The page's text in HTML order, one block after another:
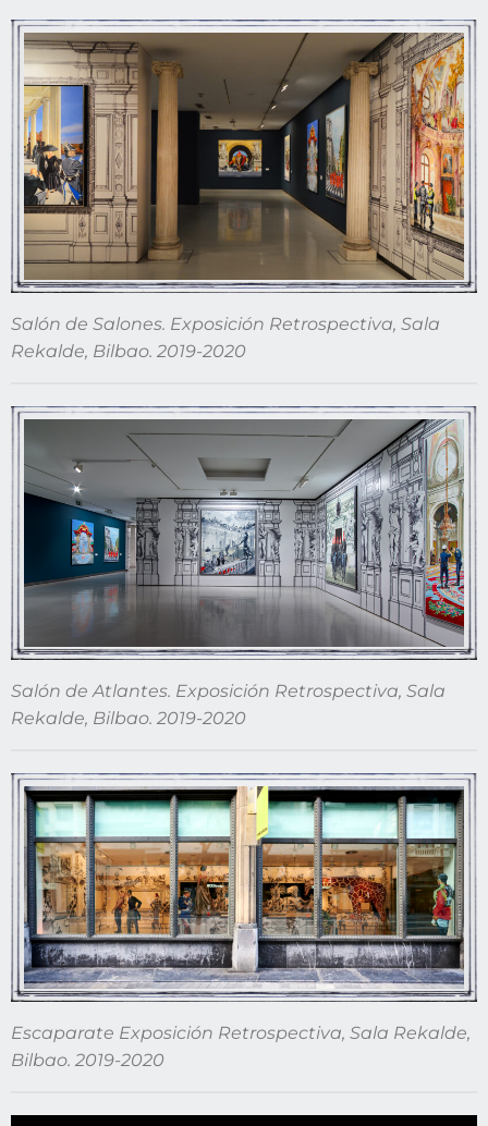
Salón de Salones. Exposición Retrospectiva, Sala
Rekalde, Bilbao. 2019-2020
Salón de Atlantes. Exposición Retrospectiva, Sala
Rekalde, Bilbao. 2019-2020
Escaparate Exposición Retrospectiva, Sala Rekalde,
Bilbao. 2019-2020